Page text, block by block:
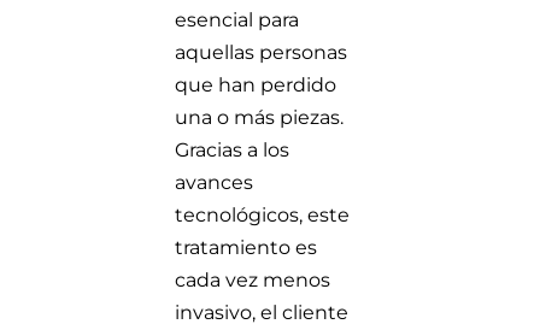
esencial para
aquellas personas
que han perdido
una o más piezas.
Gracias a los
avances
tecnológicos, este
tratamiento es
cada vez menos
invasivo, el cliente